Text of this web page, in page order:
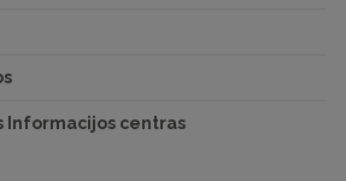
Informacijos centras